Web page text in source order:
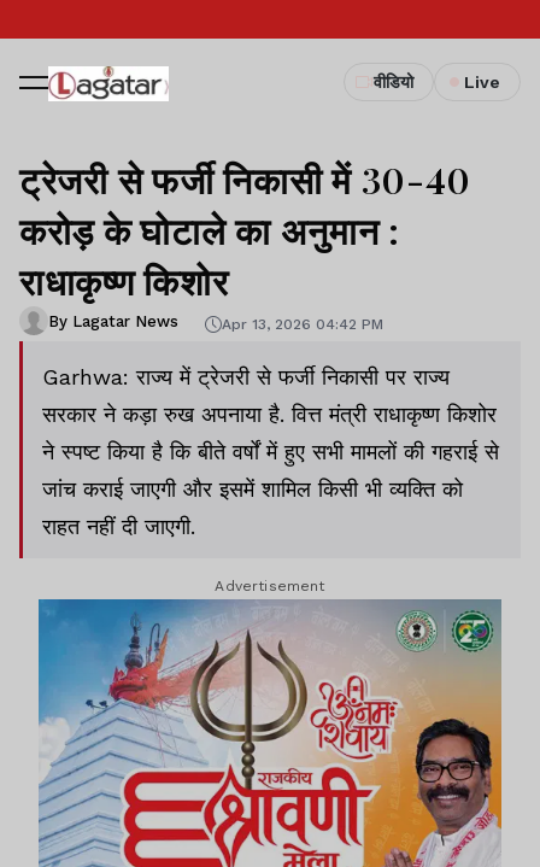
वीडियो Live
ट्रेजरी से फर्जी निकासी में 30-40
करोड़ के घोटाले का अनुमान :
राधाकृष्ण किशोर
By Lagatar News Apr 13, 2026 04:42 PM
Garhwa: राज्य में ट्रेजरी से फर्जी निकासी पर राज्य
सरकार ने कड़ा रुख अपनाया है. वित्त मंत्री राधाकृष्ण किशोर
ने स्पष्ट किया है कि बीते वर्षों में हुए सभी मामलों की गहराई से
जांच कराई जाएगी और इसमें शामिल किसी भी व्यक्ति को
राहत नहीं दी जाएगी.
Advertisement